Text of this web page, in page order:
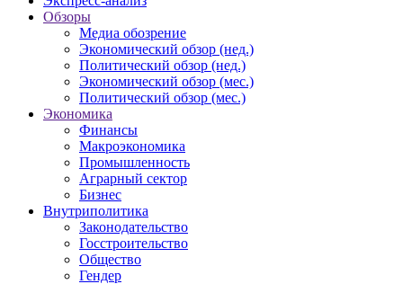
Обзоры
Медиа обозрение
Экономический обзор (нед.)
Политический обзор (нед.)
Экономический обзор (мес.)
Политический обзор (мес.)
Экономика
Финансы
Макроэкономика
Промышленность
Аграрный сектор
Бизнес
Внутриполитика
Законодательство
Госстроительство
Общество
Гендер